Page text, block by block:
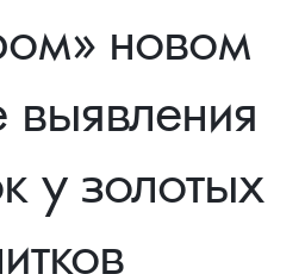
золота, серебра, платины на
новом
у золотых